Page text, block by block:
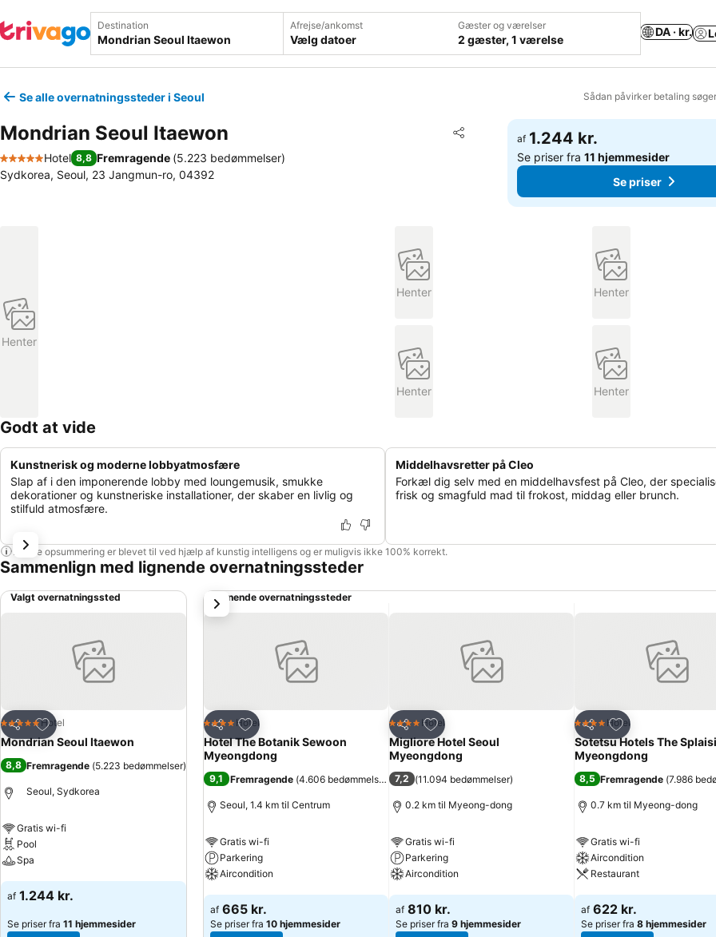
Destination Afrejse/ankomst
Vælg datoer
Gæster og værelser
2 gæster, 1 værelse
DA · kr.
Se alle overnatningssteder i Seoul Sådan påvirker betaling
Mondrian Seoul Itaewon Del
Føj til favoritter
5 Stjerner
Hotel 8,8 Fremragende (5.223 bedømmelser)
Sydkorea, Seoul, 23 Jangmun-ro, 04392
af 1.244 kr.
Se priser fra11 hjemmesider
Se priser
Henter
Henter Henter
Henter Henter
Godt at vide
Kunstnerisk og moderne lobbyatmosfære
Slap af i den imponerende lobby med loungemusik, smukke
dekorationer og kunstneriske installationer, der skaber en livlig og
stilfuld atmosfære.
Middelhavsretter på Cleo
Forkæl dig selv med en middelhavsfest på Cleo, der
frisk og smagfuld mad til frokost, middag eller brunch.
Denne opsummering er blevet til ved hjælp af kunstig intelligens og er muligvis ikke 100% korrekt.
Sammenlign med lignende overnatningssteder
Valgt overnatningssted
Del
Føj til favoritter
5 StjernerHotel
Mondrian Seoul Itaewon
8,8 Fremragende (5.223 bedømmelser)
Seoul, Sydkorea
Gratis wi-fi
Pool
Spa
Se priser
af 1.244 kr.
Se priser fra 11 hjemmesider
Lignende overnatningssteder
Del
Føj til favoritter
4 StjernerHotel
Hotel The Botanik Sewoon
Myeongdong
9,1 Fremragende (4.606 bedømmelser )
Seoul, 1.4 km til Centrum
Gratis wi-fi
Parkering
Aircondition
Se priser
af 665 kr.
Se priser fra 10 hjemmesider
Del
Føj til favoritter
4 StjernerHotel
Migliore Hotel Seoul
Myeongdong
7,2 (11.094 bedømmelser)
0.2 km til Myeong-dong
Gratis wi-fi
Parkering
Aircondition
Se priser
af 810 kr.
Se priser fra 9 hjemmesider
Del
Føj til favoritter
4 StjernerHotel
Sotetsu Hotels The
Myeongdong
8,5 Fremragende (7.986
0.7 km til Myeong-dong
Gratis wi-fi
Aircondition
Restaurant
Se priser
af 622 kr.
Se priser fra 8 hjemmesider
næste